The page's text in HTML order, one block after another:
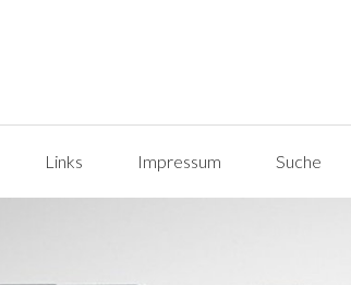
Links Impressum Suche